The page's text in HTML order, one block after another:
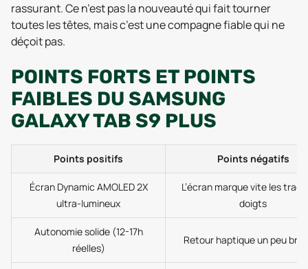
rassurant. Ce n’est pas la nouveauté qui fait tourner
toutes les têtes, mais c’est une compagne fiable qui ne
déçoit pas.
POINTS FORTS ET POINTS
FAIBLES DU SAMSUNG
GALAXY TAB S9 PLUS
Points positifs Points négatifs
Écran Dynamic AMOLED 2X
ultra-lumineux
L’écran marque vite les
doigts
Autonomie solide (12-17h
réelles)
Retour haptique un peu